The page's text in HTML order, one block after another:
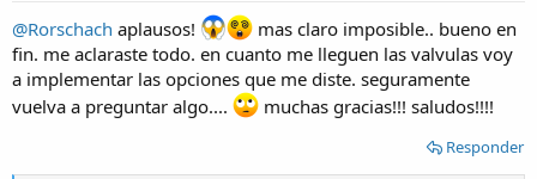
@Rorschach aplausos!
mas claro imposible.. bueno en
fin. me aclaraste todo. en cuanto me lleguen las valvulas voy
a implementar las opciones que me diste. seguramente
vuelva a preguntar algo....
muchas gracias!!! saludos!!!!
Responder